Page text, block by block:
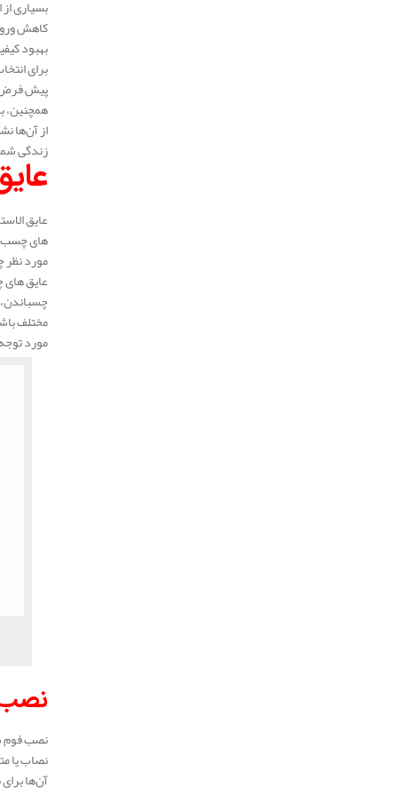
بسیاری
کاهش
بهبود
برای
پیش‌ فرض
همچنین،
از آن‌ها
زندگی
عایق
های چسب‌
مورد
عایق‌
مختلف
مورد
نصب
نصب فوم
نصاب یا
آن‌ها